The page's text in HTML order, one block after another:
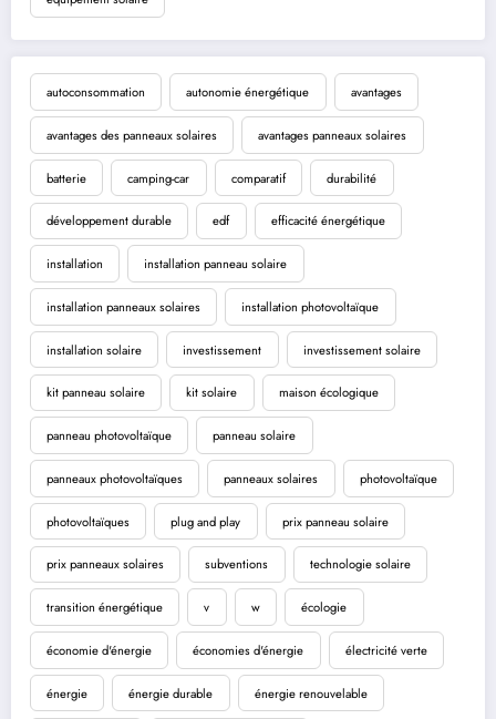
autoconsommation autonomie énergétique avantages
avantages des panneaux solaires avantages panneaux solaires
batterie camping-car comparatif durabilité
développement durable edf efficacité énergétique
installation installation panneau solaire
installation panneaux solaires installation photovoltaïque
installation solaire investissement investissement solaire
kit panneau solaire kit solaire maison écologique
panneau photovoltaïque panneau solaire
panneaux photovoltaïques panneaux solaires photovoltaïque
photovoltaïques plug and play prix panneau solaire
prix panneaux solaires subventions technologie solaire
transition énergétique v w écologie
économie d'énergie économies d'énergie électricité verte
énergie énergie durable énergie renouvelable